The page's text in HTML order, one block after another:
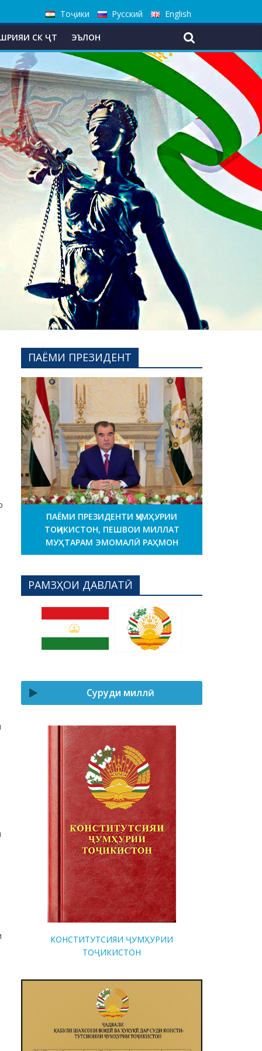
Тоҷики Русский English
СК ҶТ ЭЪЛОН
ПАЁМИ ПРЕЗИДЕНТ
ПАЁМИ ПРЕЗИДЕНТИ ҶУМҲУРИИ
ТОҶИКИСТОН, ПЕШВОИ МИЛЛАТ
МУҲТАРАМ ЭМОМАЛӢ РАҲМОН
РАМЗҲОИ ДАВЛАТӢ
Суруди миллӣ
КОНСТИТУТСИЯИ ҶУМҲУРИИ
ТОҶИКИСТОН